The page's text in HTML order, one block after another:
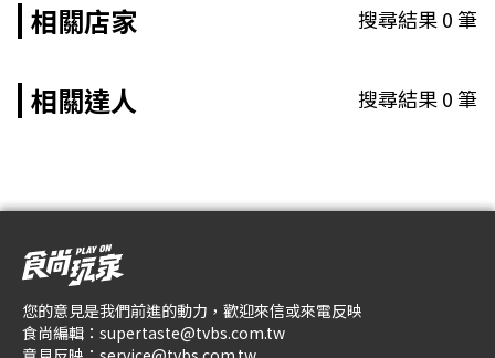
相關店家 搜尋結果0筆
相關達人 搜尋結果0筆
您的意見是我們前進的動力，歡迎來信或來電反映
食尚編輯： supertaste@tvbs.com.tw